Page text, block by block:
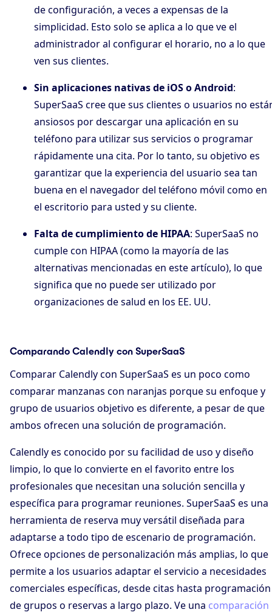
de configuración, a veces a expensas de la
simplicidad. Esto solo se aplica a lo que ve el
administrador al configurar el horario, no a lo que
ven sus clientes.
Sin aplicaciones nativas de iOS o Android:
SuperSaaS cree que sus clientes o usuarios no
ansiosos por descargar una aplicación en su
teléfono para utilizar sus servicios o programar
rápidamente una cita. Por lo tanto, su objetivo es
garantizar que la experiencia del usuario sea tan
buena en el navegador del teléfono móvil como en
el escritorio para usted y su cliente.
Falta de cumplimiento de HIPAA: SuperSaaS no
cumple con HIPAA (como la mayoría de las
alternativas mencionadas en este artículo), lo que
significa que no puede ser utilizado por
organizaciones de salud en los EE. UU.
Comparando Calendly con SuperSaaS
Comparar Calendly con SuperSaaS es un poco como
comparar manzanas con naranjas porque su enfoque y
grupo de usuarios objetivo es diferente, a pesar de que
ambos ofrecen una solución de programación.
Calendly es conocido por su facilidad de uso y diseño
limpio, lo que lo convierte en el favorito entre los
profesionales que necesitan una solución sencilla y
específica para programar reuniones. SuperSaaS es una
herramienta de reserva muy versátil diseñada para
adaptarse a todo tipo de escenario de programación.
Ofrece opciones de personalización más amplias, lo que
permite a los usuarios adaptar el servicio a necesidades
comerciales específicas, desde citas hasta programación
de grupos o reservas a largo plazo. Ve una comparación